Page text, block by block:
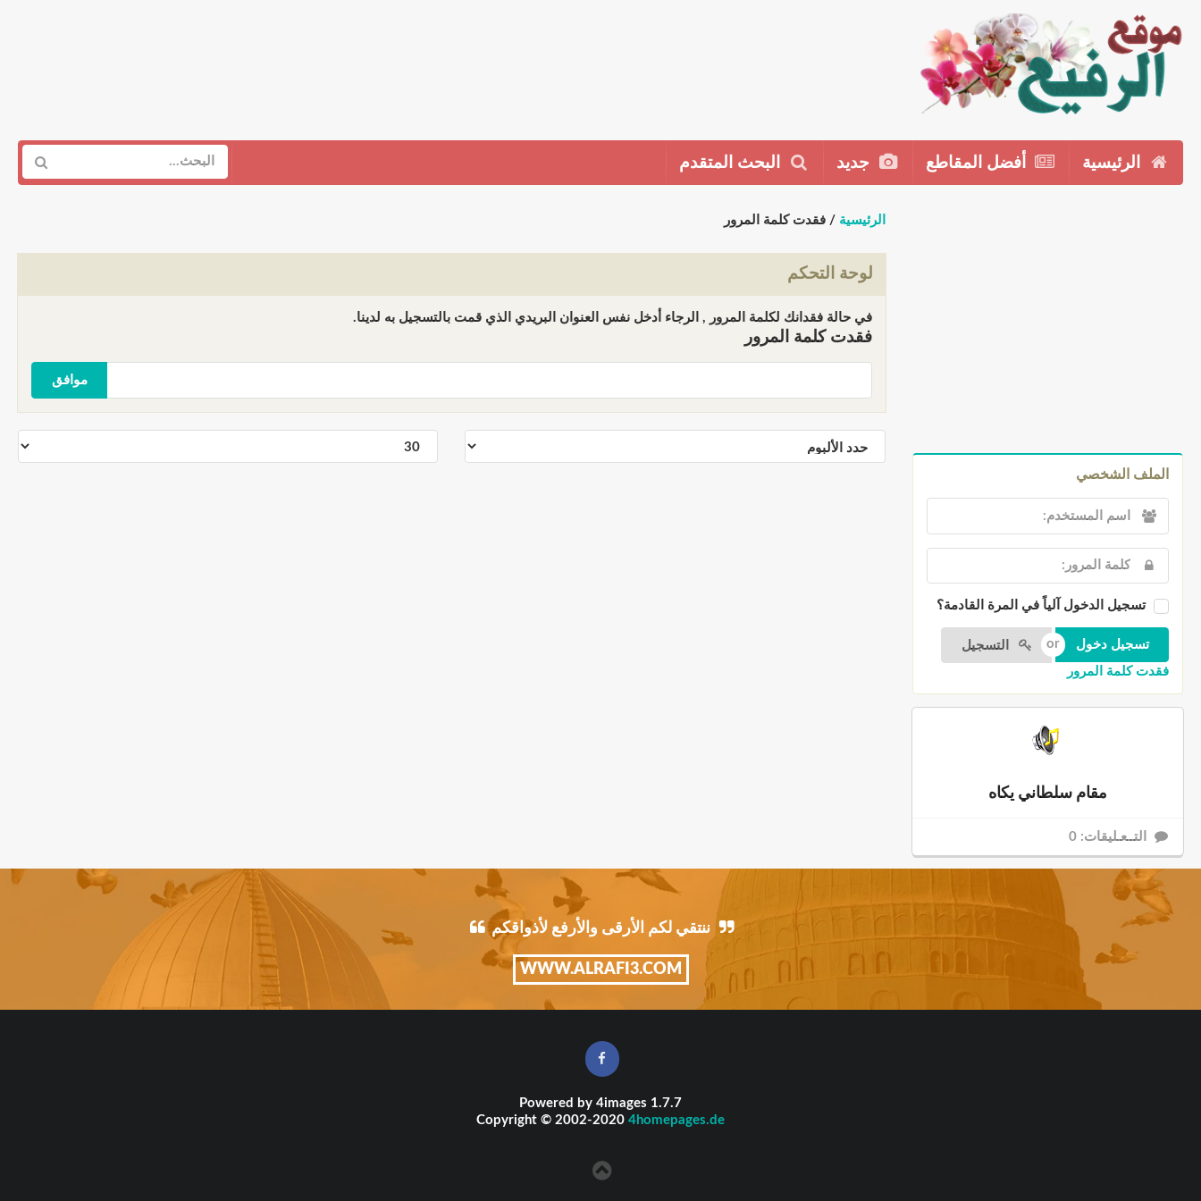
الرئيسية أفضل المقاطع جديد البحث المتقدم
الملف الشخصي
تسجيل الدخول آلياً في المرة القادمة؟
التسجيل
فقدت كلمة المرور
مقام سلطاني يكاه
التــعـليقات: 0
الرئيسية / فقدت كلمة المرور
لوحة التحكم
في حالة فقدانك لكلمة المرور , الرجاء أدخل نفس العنوان البريدي الذي قمت بالتسجيل به لدينا.
فقدت كلمة المرور
موافق
ننتقي لكم الأرقى والأرفع لأذواقكم
WWW.ALRAFI3.COM
Powered by 4images 1.7.7
Copyright © 2002-2020 4homepages.de